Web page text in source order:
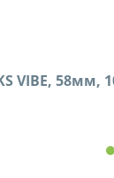
VIBE, 58мм,